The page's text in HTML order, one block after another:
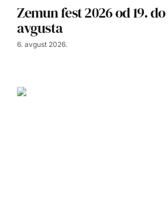
Zemun fest 2026 od 19.
avgusta
6. avgust 2026.